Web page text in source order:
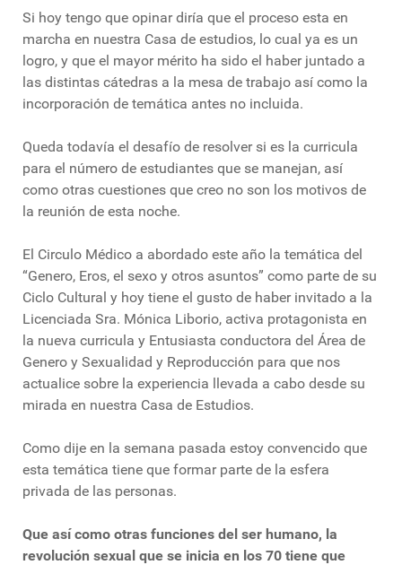
Si hoy tengo que opinar diría que el proceso esta en
marcha en nuestra Casa de estudios, lo cual ya es un
logro, y que el mayor mérito ha sido el haber juntado a
las distintas cátedras a la mesa de trabajo así como la
incorporación de temática antes no incluida.
Queda todavía el desafío de resolver si es la curricula
para el número de estudiantes que se manejan, así
como otras cuestiones que creo no son los motivos de
la reunión de esta noche.
El Circulo Médico a abordado este año la temática del
“Genero, Eros, el sexo y otros asuntos” como parte de su
Ciclo Cultural y hoy tiene el gusto de haber invitado a la
Licenciada Sra. Mónica Liborio, activa protagonista en
la nueva curricula y Entusiasta conductora del Área de
Genero y Sexualidad y Reproducción para que nos
actualice sobre la experiencia llevada a cabo desde su
mirada en nuestra Casa de Estudios.
Como dije en la semana pasada estoy convencido que
esta temática tiene que formar parte de la esfera
privada de las personas.
Que así como otras funciones del ser humano, la
revolución sexual que se inicia en los 70 tiene que